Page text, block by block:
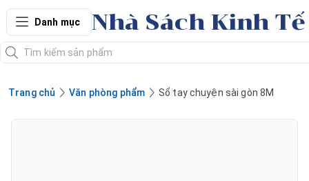
Danh mục Nhà Sách Kinh Tế
Trang chủ Văn phòng phẩm Sổ tay chuyện sài gòn 8M